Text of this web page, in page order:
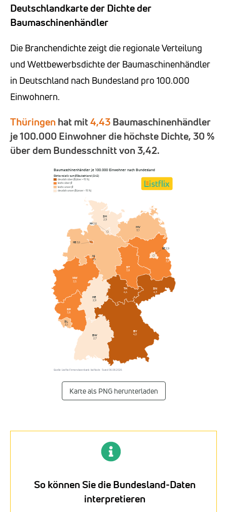
Deutschlandkarte der Dichte der
Baumaschinenhändler
Die Branchendichte zeigt die regionale Verteilung
und Wettbewerbsdichte der Baumaschinenhändler
in Deutschland nach Bundesland pro 100.000
Einwohnern.
Thüringen hat mit4,43Baumaschinenhändler
je 100.000 Einwohner die höchste Dichte, 30 %
über dem Bundesschnitt von 3,42.
Baumaschinenhändler je 100.000 Einwohner nach Bundesland
Dichte relativ zum Ø Deutschland (3,42)
deutlich über Ø (über +15 %)
leicht über Ø
leicht unter Ø
deutlich unter Ø (unter −15 %)
BW
2,7
BY
4,0
BB
3,8
HE
2,9
MV
3,1
NI
3,4
NW
3,5
RP
3,8
SL
3,1
ST
3,8
SN
4,3
SH
2,9
TH
4,4
BE2,9
HB3,6
HH2,6
Quelle: Listflix-Firmendatenbank · listflix.de · Stand 06.08.2026
Karte als PNG herunterladen
So können Sie die Bundesland-Daten
interpretieren